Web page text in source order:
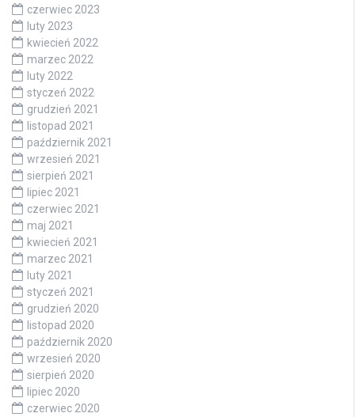
czerwiec 2023
luty 2023
kwiecień 2022
marzec 2022
luty 2022
styczeń 2022
grudzień 2021
listopad 2021
październik 2021
wrzesień 2021
sierpień 2021
lipiec 2021
czerwiec 2021
maj 2021
kwiecień 2021
marzec 2021
luty 2021
styczeń 2021
grudzień 2020
listopad 2020
październik 2020
wrzesień 2020
sierpień 2020
lipiec 2020
czerwiec 2020